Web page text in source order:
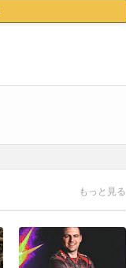
もっと見る